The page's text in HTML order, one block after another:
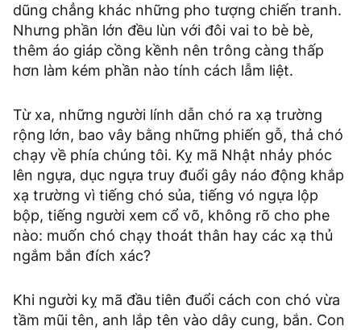
dũng chẳng khác những pho tượng chiến tranh.
Nhưng phần lớn đều lùn với đôi vai to bè bè,
thêm áo giáp cồng kềnh nên trông càng thấp
hơn làm kém phần nào tính cách lẫm liệt.
Từ xa, những người lính dẫn chó ra xạ trường
rộng lớn, bao vây bằng những phiến gỗ, thả chó
chạy về phía chúng tôi. Kỵ mã Nhật nhảy phóc
lên ngựa, dục ngựa truy đuổi gây náo động khắp
xạ trường vì tiếng chó sủa, tiếng vó ngựa lộp
bộp, tiếng người xem cổ võ, không rõ cho phe
nào: muốn chó chạy thoát thân hay các xạ thủ
ngắm bắn đích xác?
Khi người kỵ mã đầu tiên đuổi cách con chó vừa
tầm mũi tên, anh lắp tên vào dây cung, bắn. Con